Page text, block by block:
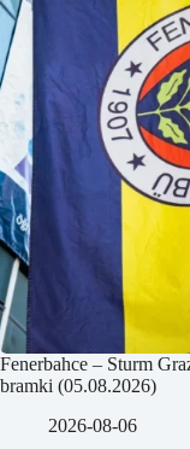
Fenerbahce – Sturm
bramki (05.08.2026)
2026-08-06